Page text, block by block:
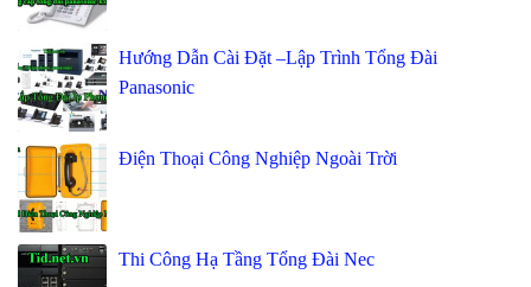
Hướng Dẫn Cài Đặt –Lập Trình Tổng Đài
Panasonic
Điện Thoại Công Nghiệp Ngoài Trời
Thi Công Hạ Tầng Tổng Đài Nec